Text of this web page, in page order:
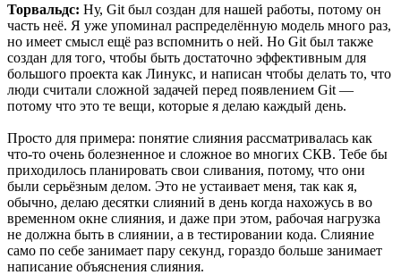
Торвальдс: Ну, Git был создан для нашей работы, потому он
часть неё. Я уже упоминал распределённую модель много раз,
но имеет смысл ещё раз вспомнить о ней. Но Git был также
создан для того, чтобы быть достаточно эффективным для
большого проекта как Линукс, и написан чтобы делать то, что
люди считали сложной задачей перед появлением Git —
потому что это те вещи, которые я делаю каждый день.
Просто для примера: понятие слияния рассматривалась как
что-то очень болезненное и сложное во многих СКВ. Тебе бы
приходилось планировать свои сливания, потому, что они
были серьёзным делом. Это не устаивает меня, так как я,
обычно, делаю десятки слияний в день когда нахожусь в во
временном окне слияния, и даже при этом, рабочая нагрузка
не должна быть в слиянии, а в тестировании кода. Слияние
само по себе занимает пару секунд, гораздо больше занимает
написание объяснения слияния.